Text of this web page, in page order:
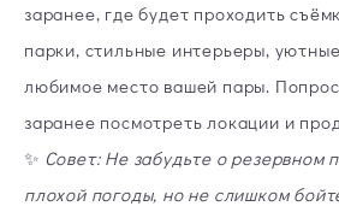
заранее, где будет проходить
парки, стильные интерьеры,
любимое место вашей пары.
заранее посмотреть локации и
✨ Совет: Не забудьте о резервном
плохой погоды, но не слишком